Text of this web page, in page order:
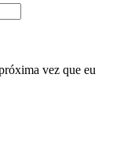
vez que eu